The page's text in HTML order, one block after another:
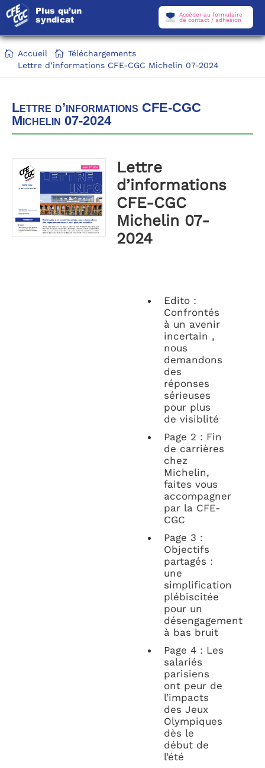
Plus qu’un
syndicat
Accéder au formulaire
de contact / adhésion
Accueil
Téléchargements
Lettre d’informations CFE-CGC Michelin 07-2024
Lettre d’informations CFE-CGC
Michelin 07-2024
Lettre
d’informations
CFE-CGC
Michelin 07-
2024
Edito :
Confrontés
à un avenir
incertain ,
nous
demandons
des
réponses
sérieuses
pour plus
de visiblité
Page 2 : Fin
de carrières
chez
Michelin,
faites vous
accompagner
par la CFE-
CGC
Page 3 :
Objectifs
partagés :
une
simplification
plébiscitée
pour un
désengagement
à bas bruit
Page 4 : Les
salariés
parisiens
ont peur de
l’impacts
des Jeux
Olympiques
dès le
début de
l’été